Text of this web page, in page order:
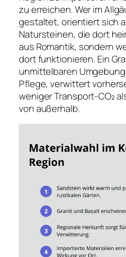
zu erreichen. Wer im
gestaltet, orientiert sich
Natursteinen, die dort
aus Romantik, sondern
dort funktionieren. Ein
unmittelbaren
Pflege, verwittert
weniger Transport-CO₂
von außerhalb.